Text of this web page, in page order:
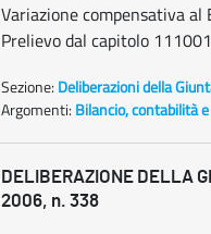
Variazione compensativa
Prelievo dal capitolo
Sezione: Deliberazioni della
Argomenti: Bilancio, contabilità
DELIBERAZIONE DELLA
2006, n. 338